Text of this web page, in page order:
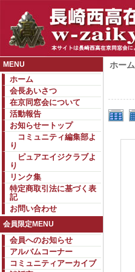
MENU
ホーム
会長あいさつ
在京同窓会について
活動報告
お知らせートップ
コミュニティ編集部よ
り
ピュアエイジクラブよ
り
リンク集
特定商取引法に基づく表
記
お問い合わせ
会員限定MENU
会員へのお知らせ
アルバムコーナー
コミュニティアーカイブ
ホーム